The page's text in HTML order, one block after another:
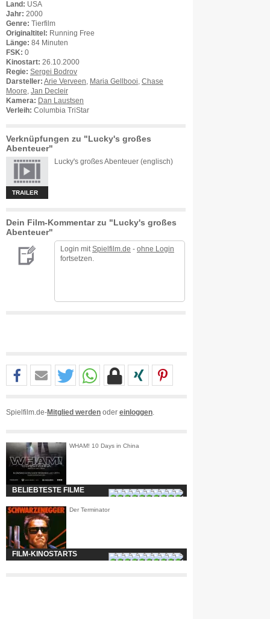
Land: USA
Jahr: 2000
Genre: Tierfilm
Originaltitel: Running Free
Länge: 84 Minuten
FSK: 0
Kinostart: 26.10.2000
Regie: Sergei Bodrov
Darsteller: Arie Verveen Maria Gellbooi Chase
Moore Jan Decleir
Kamera: Dan Laustsen
Verleih: Columbia TriStar
Verknüpfungen zu "Lucky's großes
Abenteuer"
TRAILER
Lucky's großes Abenteuer (englisch)
Dein Film-Kommentar zu "Lucky's großes
Abenteuer"
Login mit Spielfilm.de - ohne Login
fortsetzen.
Spielfilm.de-Mitglied werden oder einloggen
WHAM! 10 Days in China
BELIEBTESTE FILME
Der Terminator
FILM-KINOSTARTS